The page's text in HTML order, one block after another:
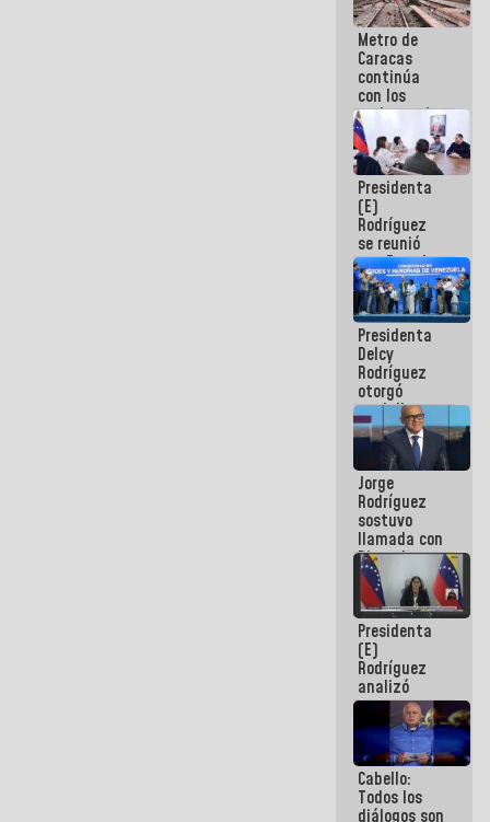
Metro de
Caracas
continúa
con los
trabajos de
mantenimiento
e inspección
en la Línea 2
Presidenta
(E)
Rodríguez
se reunió
con Estado
Mayor
Eléctrico
para
abordar
planes de
acción
Presidenta
Delcy
Rodríguez
otorgó
medalla
"Héroe de
Venezuela"
a servidores
públicos
Jorge
Rodríguez
sostuvo
llamada con
Dinorah
Figuera y
acuerdan
primer
encuentro
presencial
para el
diálogo
Presidenta
(E)
Rodríguez
analizó
junto a
gobernadores
planes de
recuperación
del Sistema
Eléctrico
Cabello:
Todos los
diálogos son